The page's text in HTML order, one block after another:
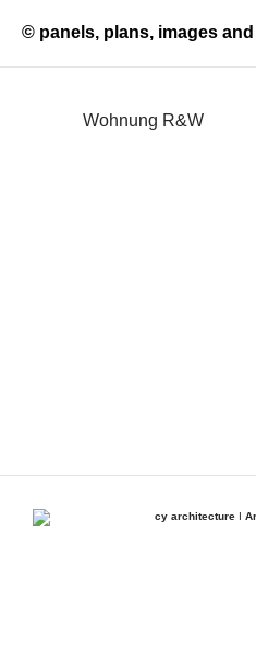
© panels, plans, images
Wohnung R&W
cy architecture I